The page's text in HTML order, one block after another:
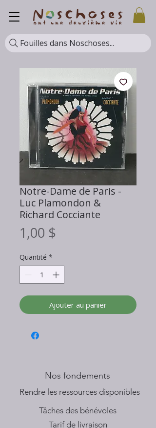
Fouilles dans Noschoses...
Notre-Dame de Paris -
Luc Plamondon &
Richard Cocciante
1,00 $
Quantité *
Ajouter au panier
Nos fondements
​Rendre les ressources disponibles
Tâches des bénévoles
Tarif de livraison